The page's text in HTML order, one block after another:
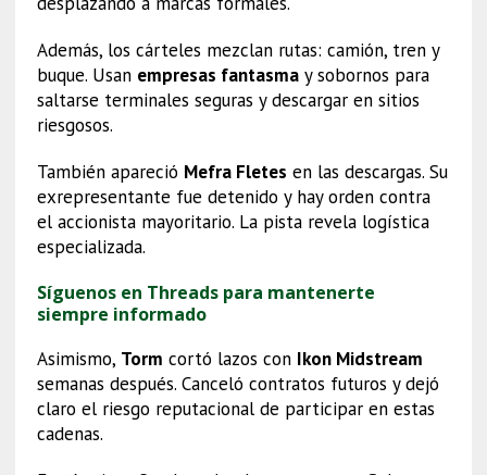
Además, los cárteles mezclan rutas: camión, tren y
buque. Usan empresas fantasmay sobornos para
saltarse terminales seguras y descargar en sitios
riesgosos.
También apareció Mefra Fletes en las descargas. Su
exrepresentante fue detenido y hay orden contra
el accionista mayoritario. La pista revela logística
especializada.
Síguenos en Threads para mantenerte
siempre informado
Asimismo, Torm cortó lazos con Ikon Midstream
semanas después. Canceló contratos futuros y dejó
claro el riesgo reputacional de participar en estas
cadenas.